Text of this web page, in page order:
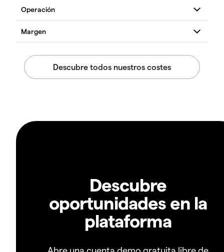
Descubre
oportunidades en la
plataforma